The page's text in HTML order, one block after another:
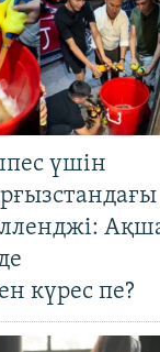
үшін
күрес пе?